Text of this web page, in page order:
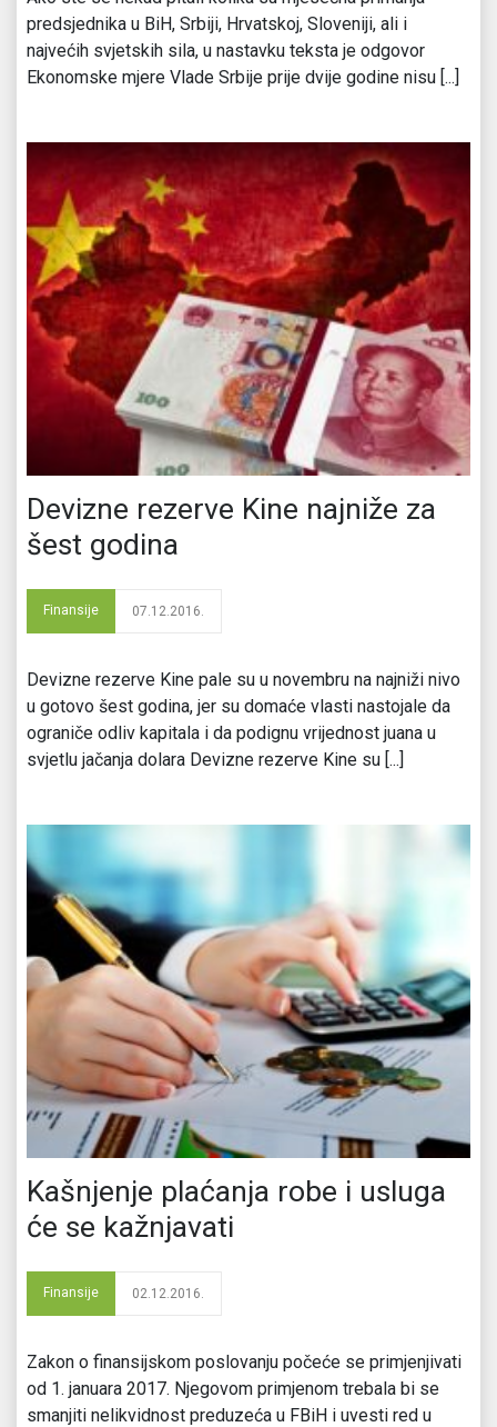
predsjednika u BiH, Srbiji, Hrvatskoj, Sloveniji, ali i
najvećih svjetskih sila, u nastavku teksta je odgovor
Ekonomske mjere Vlade Srbije prije dvije godine nisu [...]
Devizne rezerve Kine najniže za
šest godina
Finansije 07.12.2016.
Devizne rezerve Kine pale su u novembru na najniži nivo
u gotovo šest godina, jer su domaće vlasti nastojale da
ograniče odliv kapitala i da podignu vrijednost juana u
svjetlu jačanja dolara Devizne rezerve Kine su [...]
Kašnjenje plaćanja robe i usluga
će se kažnjavati
Finansije 02.12.2016.
Zakon o finansijskom poslovanju počeće se primjenjivati
od 1. januara 2017. Njegovom primjenom trebala bi se
smanjiti nelikvidnost preduzeća u FBiH i uvesti red u